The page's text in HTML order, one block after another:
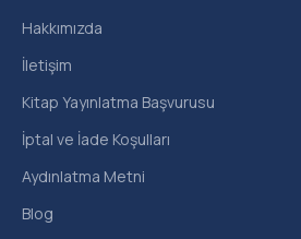
Hakkımızda
İletişim
Kitap Yayınlatma Başvurusu
İptal ve İade Koşulları
Aydınlatma Metni
Blog